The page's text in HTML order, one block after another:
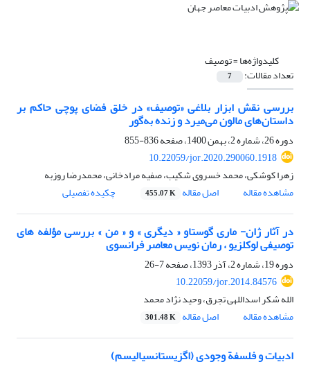
کلیدواژه‌ها =توصیف
تعداد مقالات: 7
بررسی نقش ابزار بلاغی «توصیف» در خلق فضای پوچی حاکم بر
داستان‌های مالون می‌میرد و زنده به‌گور
دوره 26، شماره 2، بهمن 1400، صفحه
836-855
10.22059/jor.2020.290060.1918
زهرا کوشکی، محمد خسروی شکیب، صفیه مرادخانی، محمدرضا روزبه
مشاهده مقاله
اصل مقاله 455.07 K چکیده تفصیلی
در آثار ژان- ماری گوستاو « دیگری » و « من » بررسی مؤلفه های
توصیفی لوکلزیو ، رمان نویس معاصر فرانسوی
دوره 19، شماره 2، آذر 1393، صفحه
7-26
10.22059/jor.2014.84576
الله شکر اسداللهی تجرق، وحید نژاد محمد
مشاهده مقاله
اصل مقاله 301.48 K
ادبیات و فلسفة وجودی (اگزیستانسیالیسم)